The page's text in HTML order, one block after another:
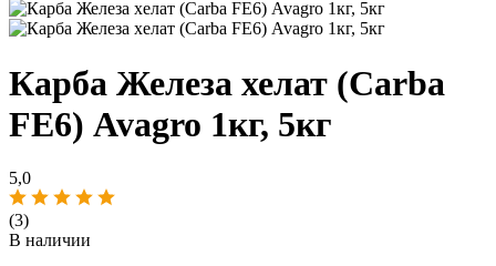
Карба Железа хелат (Carba
FE6) Avagro 1кг, 5кг
5,0
(3)
В наличии